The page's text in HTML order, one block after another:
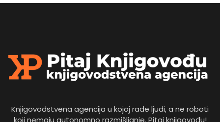
Knjigovodstvena agencija u kojoj rade ljudi, a ne roboti
koji nemaju autonomno razmišljanje. Pitaj knjigovođu!